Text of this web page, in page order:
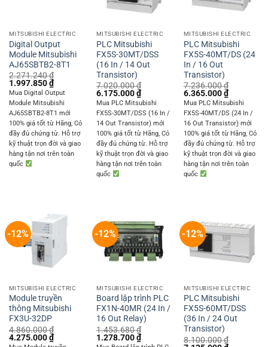
MITSUBISHI ELECTRIC
Digital Output
Module Mitsubishi
AJ65SBTB2-8T1
2.271.240₫
Original
price
was:
2.271.240 ₫.
1.997.850₫Current
price
is:
1.997.850 ₫.
Mua Digital Output
Module Mitsubishi
AJ65SBTB2-8T1 mới
100% giá tốt từ Hãng, Có
đầy đủ chứng từ. Hỗ trợ
kỹ thuật trọn đời và giao
hàng tận nơi trên toàn
quốc
MITSUBISHI ELECTRIC
PLC Mitsubishi
FX5S-30MT/DSS
(16 In / 14 Out
Transistor)
7.020.000₫
Original
price
was:
7.020.000 ₫.
6.175.000₫Current
price
is:
6.175.000 ₫.
Mua PLC Mitsubishi
FX5S-30MT/DSS (16 In /
14 Out Transistor) mới
100% giá tốt từ Hãng, Có
đầy đủ chứng từ. Hỗ trợ
kỹ thuật trọn đời và giao
hàng tận nơi trên toàn
quốc
MITSUBISHI ELECTRIC
PLC Mitsubishi
FX5S-40MT/DS (24
In / 16 Out
Transistor)
7.236.000₫
Original
price
was:
7.236.000 ₫.
6.365.000₫Current
price
is:
6.365.000
Mua PLC Mitsubishi
FX5S-40MT/DS (24 In /
16 Out Transistor) mới
100% giá tốt từ Hãng, Có
đầy đủ chứng từ. Hỗ trợ
kỹ thuật trọn đời và giao
hàng tận nơi trên toàn
quốc
-12%
MITSUBISHI ELECTRIC
Module truyền
thông Mitsubishi
FX3U-32DP
4.860.000₫
Original
price
4.275.000₫Current
price
-12%
MITSUBISHI ELECTRIC
Board lập trình PLC
FX1N-40MR (24 In /
16 Out Relay)
1.453.680₫
Original
price
1.278.700₫Current
price
-12%
MITSUBISHI ELECTRIC
PLC Mitsubishi
FX5S-60MT/DSS
(36 In / 24 Out
Transistor)
8.100.000₫